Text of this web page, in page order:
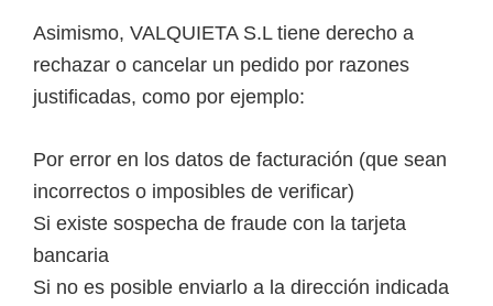
Asimismo, VALQUIETA S.L tiene derecho a
rechazar o cancelar un pedido por razones
justificadas, como por ejemplo:
Por error en los datos de facturación (que sean
incorrectos o imposibles de verificar)
Si existe sospecha de fraude con la tarjeta
bancaria
Si no es posible enviarlo a la dirección indicada